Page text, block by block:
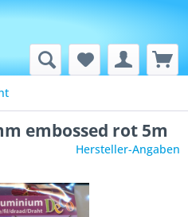
embossed rot 5m
Hersteller-Angaben